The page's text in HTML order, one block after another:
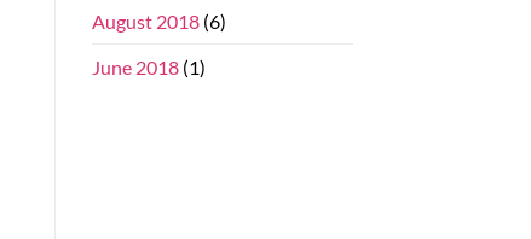
August 2018(6)
June 2018(1)